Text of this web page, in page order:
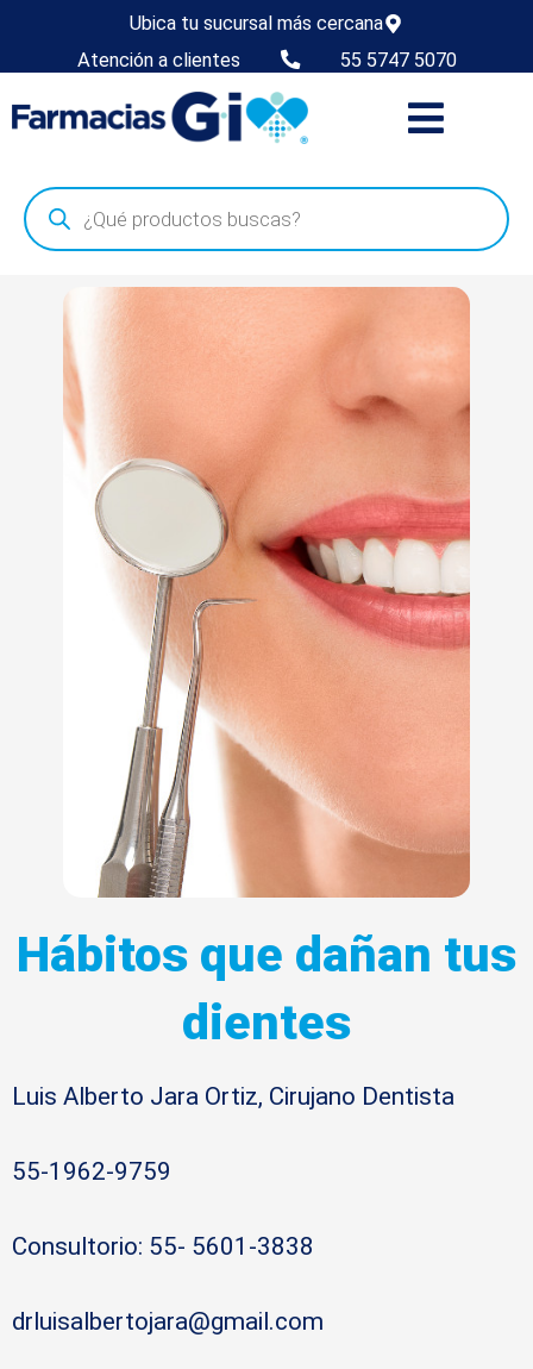
Ubica tu sucursal más cercana
Atención a clientes
55 5747 5070
Hábitos que dañan tus
dientes
Luis Alberto Jara Ortiz, Cirujano Dentista
55-1962-9759
Consultorio: 55- 5601-3838
drluisalbertojara@gmail.com